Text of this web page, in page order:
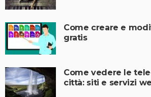
Come creare e
gratis
Come vedere le
città: siti e servizi